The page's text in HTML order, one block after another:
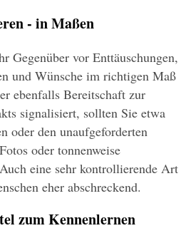
- in Maßen
Gegenüber vor Enttäuschungen,
und Wünsche im richtigen Maß
ebenfalls Bereitschaft zur
signalisiert, sollten Sie etwa
oder den unaufgeforderten
oder tonnenweise
eine sehr kontrollierende Art
eher abschreckend.
zum Kennenlernen